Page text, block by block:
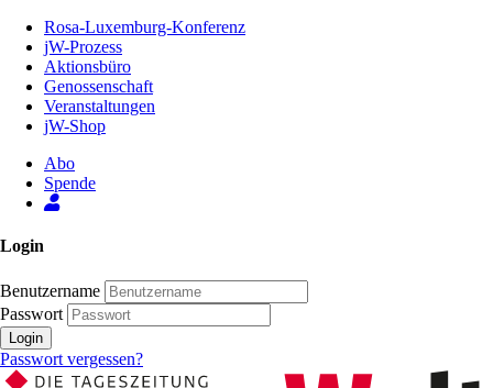
Inhalt
Seite
Rosa-Luxemburg-Konferenz
jW-Prozess
Aktionsbüro
Genossenschaft
Veranstaltungen
jW-Shop
Abo
Spende
Login
Benutzername
Passwort
Login
Passwort vergessen?